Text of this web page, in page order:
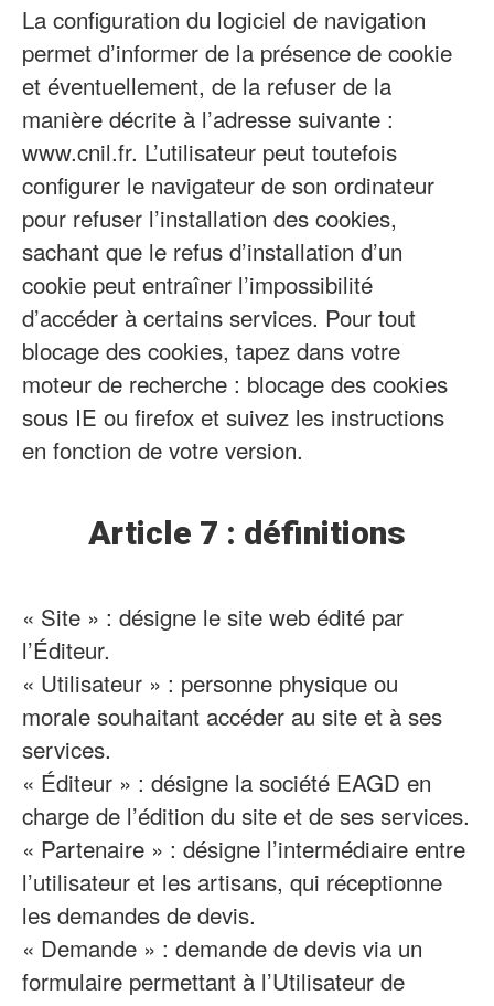
La configuration du logiciel de navigation
permet d’informer de la présence de cookie
et éventuellement, de la refuser de la
manière décrite à l’adresse suivante :
www.cnil.fr. L’utilisateur peut toutefois
configurer le navigateur de son ordinateur
pour refuser l’installation des cookies,
sachant que le refus d’installation d’un
cookie peut entraîner l’impossibilité
d’accéder à certains services. Pour tout
blocage des cookies, tapez dans votre
moteur de recherche : blocage des cookies
sous IE ou firefox et suivez les instructions
en fonction de votre version.
Article 7 : définitions
« Site » : désigne le site web édité par
l’Éditeur.
« Utilisateur » : personne physique ou
morale souhaitant accéder au site et à ses
services.
« Éditeur » : désigne la société EAGD en
charge de l’édition du site et de ses services.
« Partenaire » : désigne l’intermédiaire entre
l’utilisateur et les artisans, qui réceptionne
les demandes de devis.
« Demande » : demande de devis via un
formulaire permettant à l’Utilisateur de